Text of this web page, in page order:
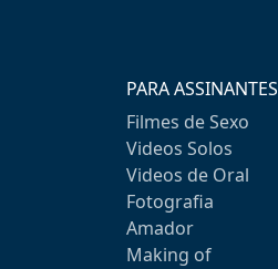
PARA ASSINANTES
Filmes de Sexo
Videos Solos
Videos de Oral
Fotografia
Amador
Making of